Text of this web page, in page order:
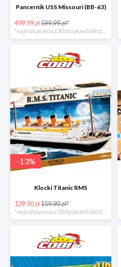
Pancernik USS Missouri (BB-63)
499.99 zł599.99 zł*
-13%
Klocki Titanic RMS
139.90 zł159.90 zł*
*najniższa cena z 30 dni przed obniżką